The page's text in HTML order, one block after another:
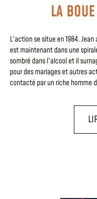
LA
L’action se situe en 1984.
est maintenant dans une
sombré dans l’alcool et il
pour des mariages et autres
contacté par un riche homme